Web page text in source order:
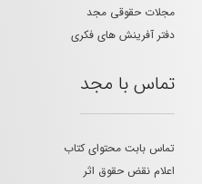
مجلات حقوقی مجد
دفتر آفرینش های فکری
تماس با مجد
تماس بابت محتوای کتاب
اعلام نقض حقوق اثر